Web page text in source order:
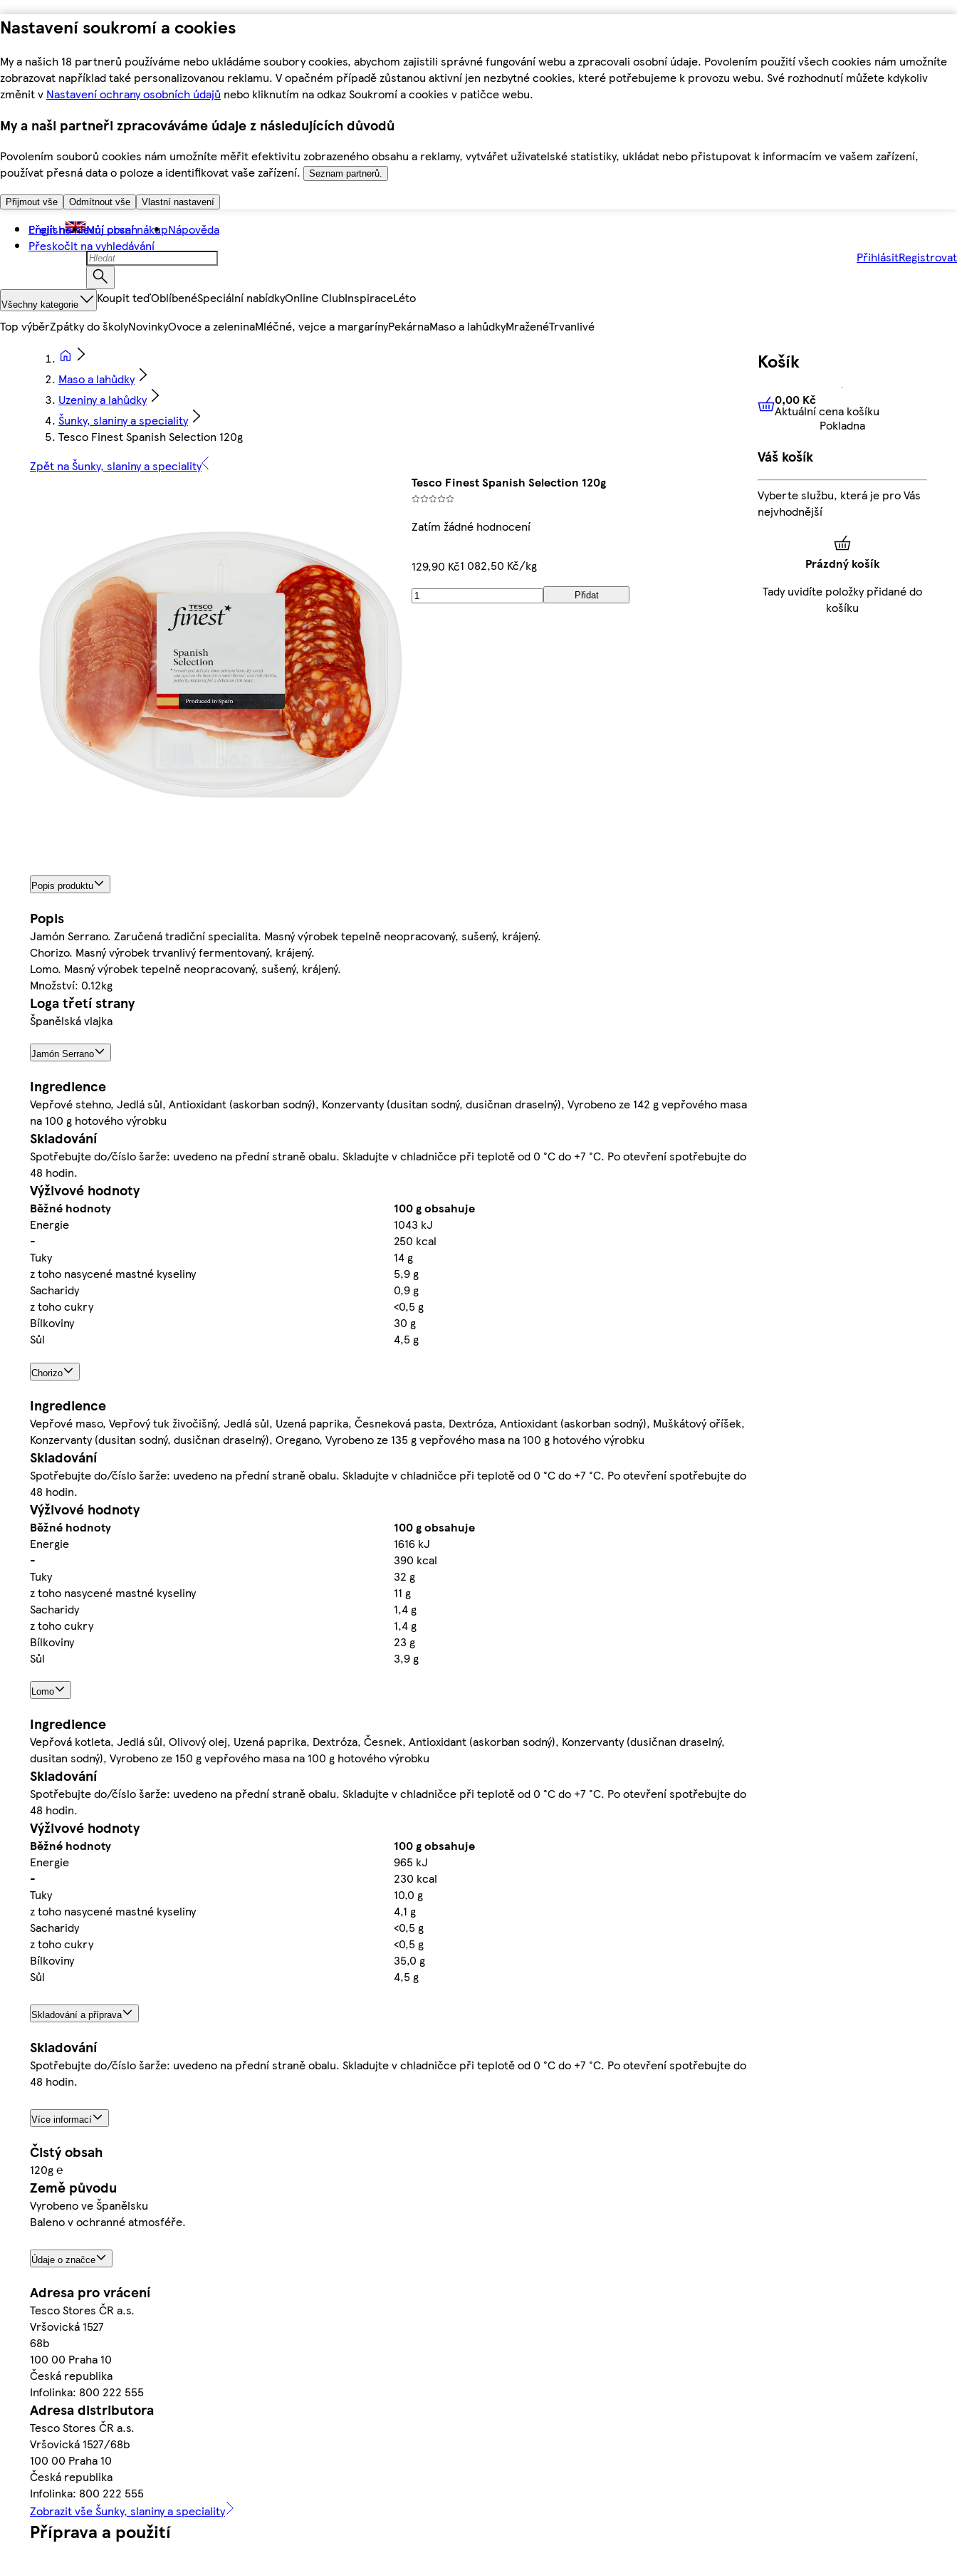
Nastavení soukromí a cookies
My a našich 18 partnerů používáme nebo ukládáme soubory cookies, abychom zajistili správné fungování webu a zpracovali osobní údaje. Povolením použití všech cookies nám umožníte
zobrazovat například také personalizovanou reklamu. V opačném případě zůstanou aktivní jen nezbytné cookies, které potřebujeme k provozu webu. Své rozhodnutí můžete kdykoliv
změnit v Nastavení ochrany osobních údajů nebo kliknutím na odkaz Soukromí a cookies v patičce webu.
My a naši partneři zpracováváme údaje z následujících důvodů
Povolením souborů cookies nám umožníte měřit efektivitu zobrazeného obsahu a reklamy, vytvářet uživatelské statistiky, ukládat nebo přistupovat k informacím ve vašem zařízení,
používat přesná data o poloze a identifikovat vaše zařízení.
Seznam partnerů.
Přijmout vše Odmítnout vše Vlastní nastavení
Přejít na hlavní obsah
Přeskočit na vyhledávání
English Můj první nákupNápověda
PřihlásitRegistrovat
Všechny kategorie Koupit teďOblíbenéSpeciální nabídkyOnline ClubInspiraceLéto
Top výběrZpátky do školyNovinkyOvoce a zeleninaMléčné, vejce a margarínyPekárnaMaso a lahůdkyMraženéTrvanlivé
Maso a lahůdky
Uzeniny a lahůdky
Šunky, slaniny a speciality
Tesco Finest Spanish Selection 120g
Zpět na Šunky, slaniny a speciality
Tesco Finest Spanish Selection 120g
Zatím žádné hodnocení
129,90 Kč1 082,50 Kč/kg
Přidat
Popis produktu
Popis
Jamón Serrano. Zaručená tradiční specialita. Masný výrobek tepelně neopracovaný, sušený, krájený.
Chorizo. Masný výrobek trvanlivý fermentovaný, krájený.
Lomo. Masný výrobek tepelně neopracovaný, sušený, krájený.
Množství: 0.12kg
Loga třetí strany
Španělská vlajka
Jamón Serrano
Ingredience
Vepřové stehno, Jedlá sůl, Antioxidant (askorban sodný), Konzervanty (dusitan sodný, dusičnan draselný), Vyrobeno ze 142 g vepřového masa
na 100 g hotového výrobku
Skladování
Spotřebujte do/číslo šarže: uvedeno na přední straně obalu. Skladujte v chladničce při teplotě od 0 °C do +7 °C. Po otevření spotřebujte do
48 hodin.
Výživové hodnoty
Běžné hodnoty
100 g obsahuje
Energie
1043 kJ
-
250 kcal
Tuky
14 g
z toho nasycené mastné kyseliny
5,9 g
Sacharidy
0,9 g
z toho cukry
<0,5 g
Bílkoviny
30 g
Sůl
4,5 g
Chorizo
Ingredience
Vepřové maso, Vepřový tuk živočišný, Jedlá sůl, Uzená paprika, Česneková pasta, Dextróza, Antioxidant (askorban sodný), Muškátový oříšek,
Konzervanty (dusitan sodný, dusičnan draselný), Oregano, Vyrobeno ze 135 g vepřového masa na 100 g hotového výrobku
Skladování
Spotřebujte do/číslo šarže: uvedeno na přední straně obalu. Skladujte v chladničce při teplotě od 0 °C do +7 °C. Po otevření spotřebujte do
48 hodin.
Výživové hodnoty
Běžné hodnoty
100 g obsahuje
Energie
1616 kJ
-
390 kcal
Tuky
32 g
z toho nasycené mastné kyseliny
11 g
Sacharidy
1,4 g
z toho cukry
1,4 g
Bílkoviny
23 g
Sůl
3,9 g
Lomo
Ingredience
Vepřová kotleta, Jedlá sůl, Olivový olej, Uzená paprika, Dextróza, Česnek, Antioxidant (askorban sodný), Konzervanty (dusičnan draselný,
dusitan sodný), Vyrobeno ze 150 g vepřového masa na 100 g hotového výrobku
Skladování
Spotřebujte do/číslo šarže: uvedeno na přední straně obalu. Skladujte v chladničce při teplotě od 0 °C do +7 °C. Po otevření spotřebujte do
48 hodin.
Výživové hodnoty
Běžné hodnoty
100 g obsahuje
Energie
965 kJ
-
230 kcal
Tuky
10,0 g
z toho nasycené mastné kyseliny
4,1 g
Sacharidy
<0,5 g
z toho cukry
<0,5 g
Bílkoviny
35,0 g
Sůl
4,5 g
Skladování a příprava
Skladování
Spotřebujte do/číslo šarže: uvedeno na přední straně obalu. Skladujte v chladničce při teplotě od 0 °C do +7 °C. Po otevření spotřebujte do
48 hodin.
Více informací
Čistý obsah
120g ℮
Země původu
Vyrobeno ve Španělsku
Baleno v ochranné atmosféře.
Údaje o značce
Adresa pro vrácení
Tesco Stores ČR a.s.
Vršovická 1527
68b
100 00 Praha 10
Česká republika
Infolinka: 800 222 555
Adresa distributora
Tesco Stores ČR a.s.
Vršovická 1527/68b
100 00 Praha 10
Česká republika
Infolinka: 800 222 555
Zobrazit vše Šunky, slaniny a speciality
Příprava a použití
Košík
0,00 KčAktuální cena košíku
0,00 Kč
Aktuální cena košíku
Pokladna
Váš košík
Vyberte službu, která je pro Vás
nejvhodnější
Prázdný košík
Tady uvidíte položky přidané do
košíku